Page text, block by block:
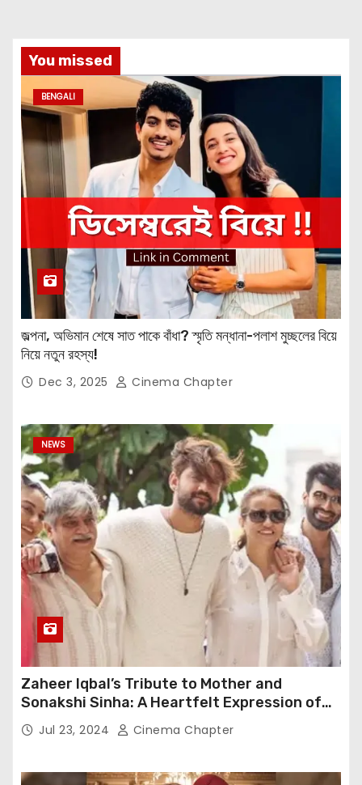
You missed
BENGALI
জল্পনা, অভিমান শেষে সাত পাকে বাঁধা? স্মৃতি মন্ধানা-পলাশ মুচ্ছলের বিয়ে
নিয়ে নতুন রহস্য!
Dec 3, 2025 Cinema Chapter
NEWS
Zaheer Iqbal’s Tribute to Mother and
Sonakshi Sinha: A Heartfelt Expression of
Gratitude
Jul 23, 2024 Cinema Chapter